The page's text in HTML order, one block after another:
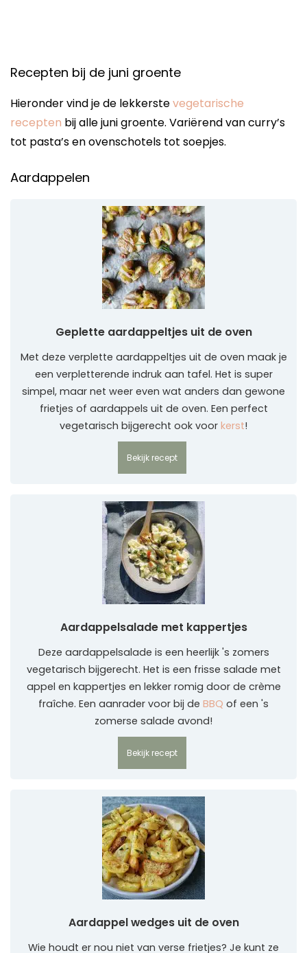
Recepten bij de juni groente
Hieronder vind je de lekkerstevegetarische
recepten bij alle juni groente. Variërend van curry’s
tot pasta’s en ovenschotels tot soepjes.
Aardappelen
Geplette aardappeltjes uit de oven
Met deze verplette aardappeltjes uit de oven maak je
een verpletterende indruk aan tafel. Het is super
simpel, maar net weer even wat anders dan gewone
frietjes of aardappels uit de oven. Een perfect
vegetarisch bijgerecht ook voor kerst!
Bekijk recept
Aardappelsalade met kappertjes
Deze aardappelsalade is een heerlijk 's zomers
vegetarisch bijgerecht. Het is een frisse salade met
appel en kappertjes en lekker romig door de crème
fraîche. Een aanrader voor bij de BBQ of een 's
zomerse salade avond!
Bekijk recept
Aardappel wedges uit de oven
Wie houdt er nou niet van verse frietjes? Je kunt ze